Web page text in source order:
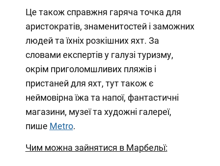
Це також справжня гаряча точка для
аристократів, знаменитостей і заможних
людей та їхніх розкішних яхт. За
словами експертів у галузі туризму,
окрім приголомшливих пляжів і
пристаней для яхт, тут також є
неймовірна їжа та напої, фантастичні
магазини, музеї та художні галереї,
пише Metro.
Чим можна зайнятися в Марбельї: